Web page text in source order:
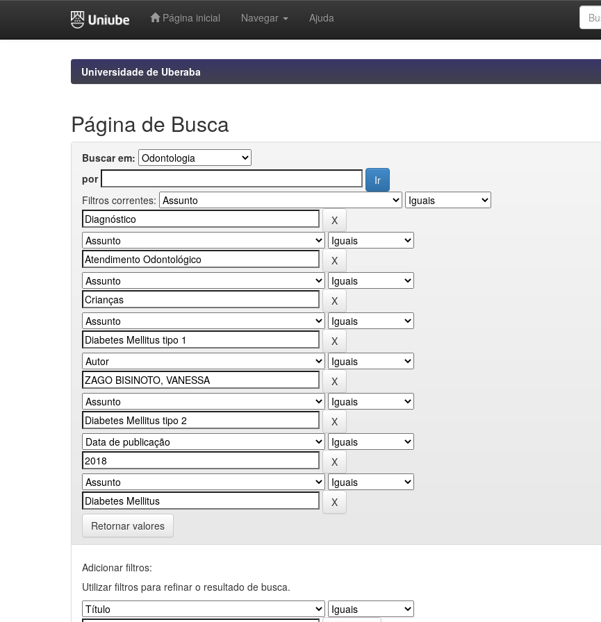
Página inicial Navegar Ajuda
Universidade de Uberaba
Página de Busca
Buscar em:
por
Filtros correntes:
Retornar valores
Adicionar filtros:
Utilizar filtros para refinar o resultado de busca.